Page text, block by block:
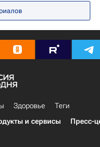
Здоровье
Теги
и сервисы Пресс-